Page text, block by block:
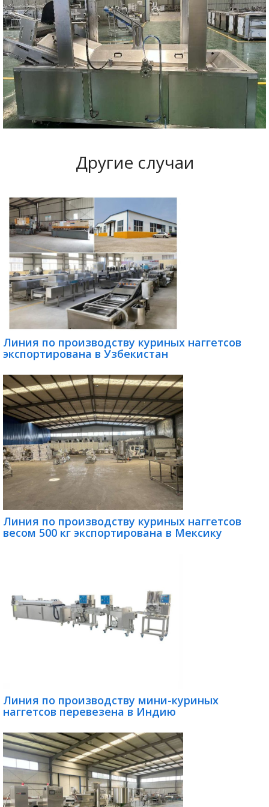
Другие случаи
Линия по производству куриных наггетсов
экспортирована в Узбекистан
Линия по производству куриных наггетсов
весом 500 кг экспортирована в Мексику
Линия по производству мини-куриных
наггетсов перевезена в Индию